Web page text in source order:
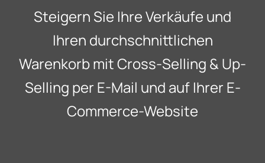
Steigern Sie Ihre Verkäufe und
Ihren durchschnittlichen
Warenkorb mit Cross-Selling & Up-
Selling per E-Mail und auf Ihrer E-
Commerce-Website